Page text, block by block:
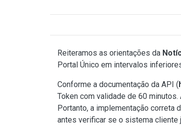
Reiteramos as orientações da
Portal Único em intervalos
Conforme a documentação da API (
Token com validade de 60
Portanto, a implementação correta
antes verificar se o sistema cliente